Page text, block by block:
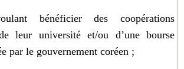
bénéficier des coopérations
leur université et/ou d’une bourse
par le gouvernement coréen ;